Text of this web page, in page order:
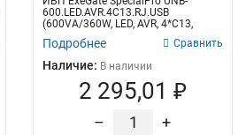
7.5Aч 3
4.5Aч 10
7.2Aч
9Aч 98
600.LED.AVR.4C13.RJ.USB
(600VA/360W, LED, AVR, 4*C13,
RJ45/11, USB,...
Подробнее Сравнить
Наличие: В наличии
2 295,01 ₽
– +